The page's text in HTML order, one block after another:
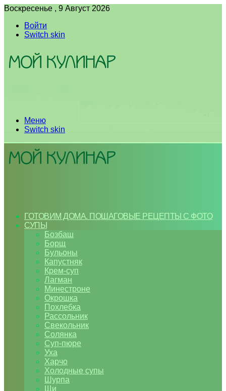
Воскресенье , 9 Август 2026
Войти
Switch skin
Меню
Switch skin
ГОТОВИМ ДОМА. ПОШАГОВЫЕ РЕЦЕПТЫ С ФОТО
СУПЫ
Бозбаш
Борщ
Бульоны
Капустняк
Крем-суп
Лагман
Минестроне
Окрошка
Похлебка
Рассольник
Свекольник
Солянка
Суп-пюре
Уха
Харчо
Холодные супы
Шурпа
Щи